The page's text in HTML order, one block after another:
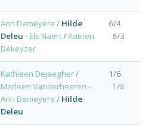
Ann Demeyere / Hilde
Deleu - Els Naert/ Katrien
Dekeyzer
6/4
6/3
Kathleen Dejaegher/
Marleen Vanderheeren -
Ann Demeyere / Hilde
Deleu
1/6
1/6